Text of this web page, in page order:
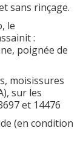
sans rinçage.
le
:
poignée de
moisissures
sur les
et 14476
(en condition